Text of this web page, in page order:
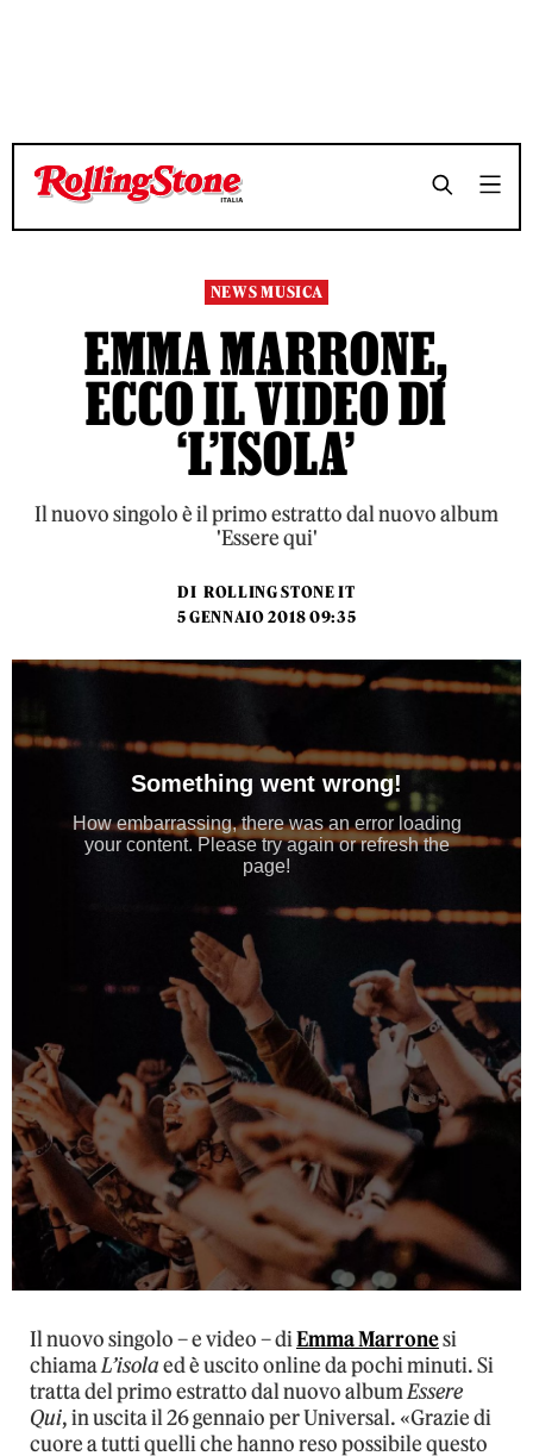
TEMPO DI LETTURA 2 MINUTI SHARE
TEMPO DI LETTURA 2 MINUTI SHARE
NEWS MUSICA
EMMA MARRONE,
ECCO IL VIDEO DI
‘L’ISOLA’
Il nuovo singolo è il primo estratto dal nuovo album
'Essere qui'
DI ROLLING STONE IT
5 GENNAIO 2018 09:35
Il nuovo singolo – e video – diEmma Marronesi
chiamaL’isolaed è uscito online da pochi minuti. Si
tratta del primo estratto dal nuovo albumEssere
Qui, in uscita il 26 gennaio per Universal. «Grazie di
cuore a tutti quelli che hanno reso possibile questo